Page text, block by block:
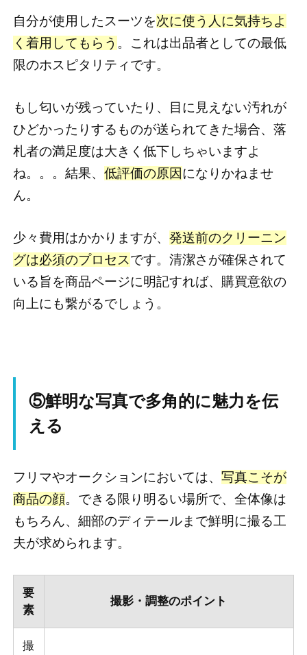
自分が使用したスーツを次に使う人に気持ちよ
く着用してもらう 。これは出品者としての最低
限のホスピタリティです。
もし匂いが残っていたり、目に見えない汚れが
ひどかったりするものが送られてきた場合、落
札者の満足度は大きく低下しちゃいますよ
ね。。。結果、 低評価の原因になりかねませ
ん。
少々費用はかかりますが、 発送前のクリーニン
グは必須のプロセスです。清潔さが確保されて
いる旨を商品ページに明記すれば、購買意欲の
向上にも繋がるでしょう。
⑤鮮明な写真で多角的に魅力を伝
える
フリマやオークションにおいては、 写真こそが
商品の顔。できる限り明るい場所で、全体像は
もちろん、細部のディテールまで鮮明に撮る工
夫が求められます。
要
素
撮影・調整のポイント
撮